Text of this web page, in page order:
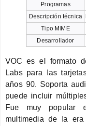
Programas
Descripción técnica
Tipo MIME
Desarrollador
VOC es el formato
Labs para las
años 90. Soporta
puede incluir
Fue muy popular
multimedia de la era